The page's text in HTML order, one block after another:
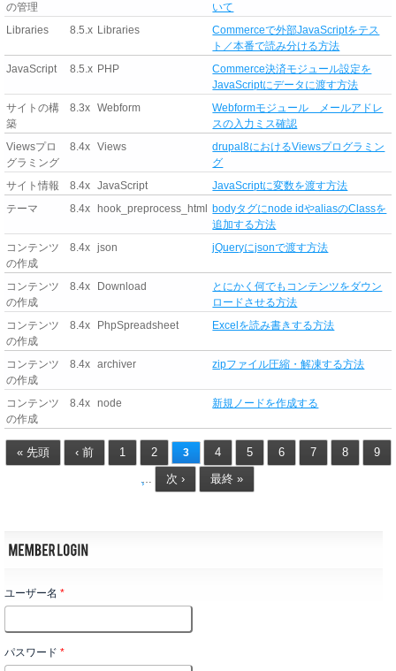
の管理
いて
Libraries
8.5.x Libraries
Commerceで外部JavaScriptをテス
ト／本番で読み分ける方法
JavaScript
8.5.x PHP
Commerce決済モジュール設定を
JavaScriptにデータに渡す方法
サイトの構
築
8.3x Webform
Webformモジュール メールアドレ
スの入力ミス確認
Viewsプロ
グラミング
8.4x Views
drupal8におけるViewsプログラミン
グ
サイト情報
8.4x JavaScript
JavaScriptに変数を渡す方法
テーマ
8.4x hook_preprocess_html
bodyタグにnode idやaliasのClassを
追加する方法
コンテンツ
の作成
8.4x json jQueryにjsonで渡す方法
コンテンツ
の作成
8.4x Download
とにかく何でもコンテンツをダウン
ロードさせる方法
コンテンツ
の作成
8.4x PhpSpreadsheet Excelを読み書きする方法
コンテンツ
の作成
8.4x archiver zipファイル圧縮・解凍する方法
コンテンツ
の作成
8.4x node 新規ノードを作成する
« 先頭 ‹ 前 1 2 3 4 5 6 7 8 9
… 次 › 最終 »
ユーザー名 *
パスワード *